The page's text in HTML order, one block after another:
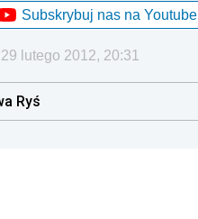
Subskrybuj nas na Youtube
29 lutego 2012, 20:31
Ryś